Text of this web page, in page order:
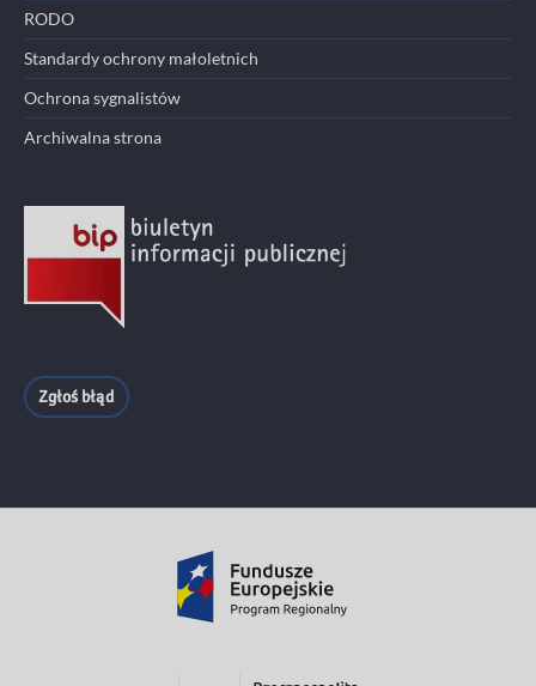
RODO
Standardy ochrony małoletnich
Ochrona sygnalistów
Archiwalna strona
Zgłoś błąd